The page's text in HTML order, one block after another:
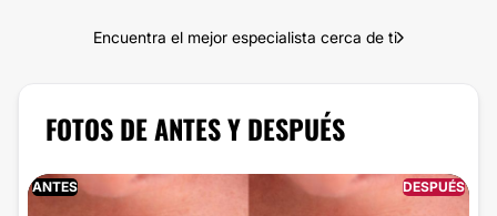
Encuentra el mejor especialista cerca de ti
FOTOS DE ANTES Y DESPUÉS
ANTES DESPUÉS